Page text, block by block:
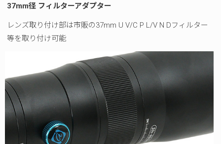
37mm径 フィルターアダプター
レンズ取り付け部は市販の37mm U V/C P L/V N Dフィルター
等を取り付け可能